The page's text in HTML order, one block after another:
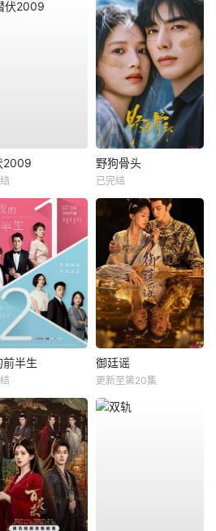
2009 野狗骨头
已完结
前半生 御廷谣
更新至第20集